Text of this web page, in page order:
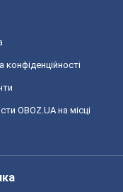
конфіденційності
OBOZ.UA на місці